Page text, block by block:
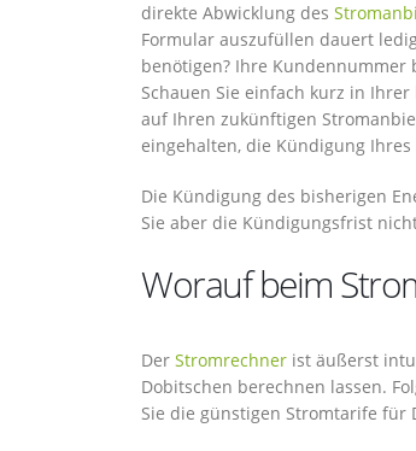
direkte Abwicklung des
Formular auszufüllen dauert
benötigen? Ihre
Schauen Sie einfach kurz in
auf Ihren zukünftigen
eingehalten, die Kündigung
Die Kündigung des bisherigen
Sie aber die Kündigungsfrist
Worauf beim
Der Stromrechner ist äußerst
Dobitschen berechnen lassen.
Sie die günstigen Stromtarife für